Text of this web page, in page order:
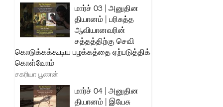
மார்ச் 03 | அனுதின
தியானம் | பரிசுத்த
ஆவியானவரின்
சத்தத்திற்கு செவி
கொடுக்கக்கூடிய பழக்கத்தை ஏற்படுத்திக்
கொள்வோம்
சகரியா பூணன்
மார்ச் 04 | அனுதின
தியானம் | இயேசு